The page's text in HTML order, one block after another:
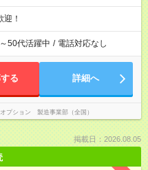
！
50代活躍中 / 電話対応なし
る 詳細へ
プション 製造事業部（全国）
掲載日：2026.08.05